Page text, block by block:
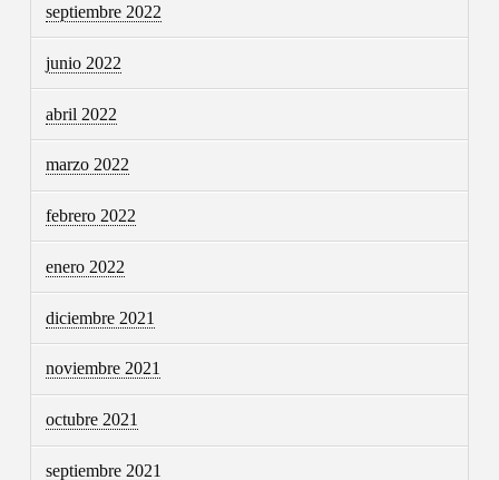
septiembre 2022
junio 2022
abril 2022
marzo 2022
febrero 2022
enero 2022
diciembre 2021
noviembre 2021
octubre 2021
septiembre 2021